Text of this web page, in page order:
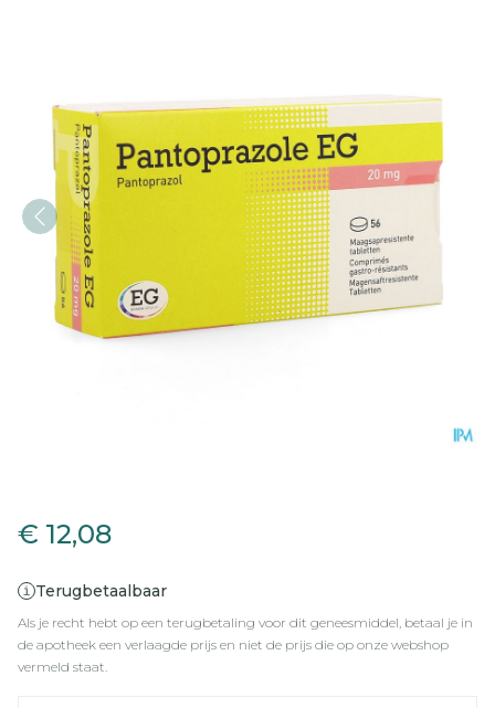
€ 12,08
Terugbetaalbaar
Als je recht hebt op een terugbetaling voor dit geneesmiddel, betaal je in
de apotheek een verlaagde prijs en niet de prijs die op onze webshop
vermeld staat.